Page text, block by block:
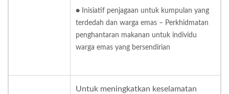
● Inisiatif penjagaan untuk kumpulan yang
terdedah dan warga emas – Perkhidmatan
penghantaran makanan untuk individu
warga emas yang bersendirian
Untuk meningkatkan keselamatan